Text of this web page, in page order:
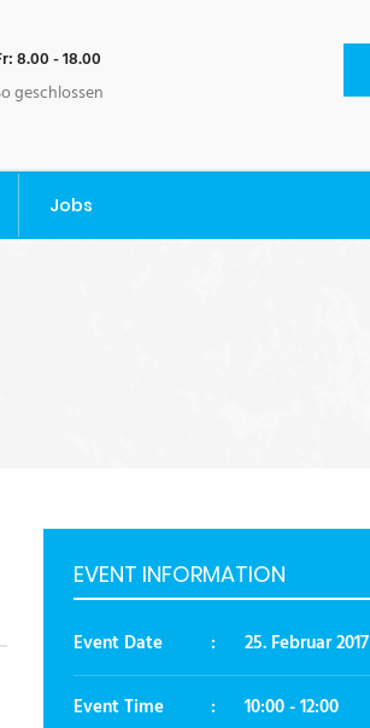
8.00 - 18.00
geschlossen
Jobs
EVENT INFORMATION
Event Date : 25. Februar 2017
Event Time : 10:00- 12:00